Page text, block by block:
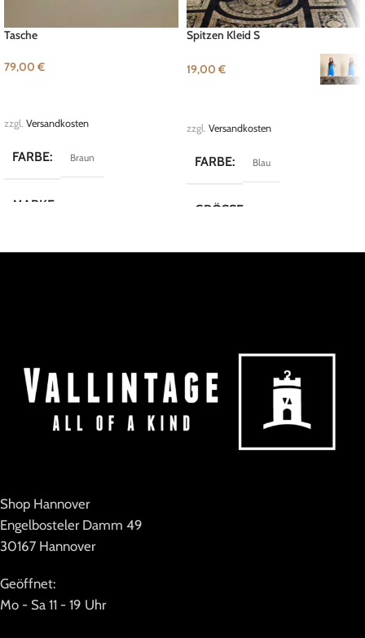
Tasche
79,00 €
zzgl. Versandkosten
FARBE Braun
MARKE
Spitzen Kleid S
19,00 €
zzgl. Versandkosten
FARBE Blau
GRÖSSE
Shop Hannover
Engelbosteler Damm 49
30167 Hannover
Geöffnet:
Mo - Sa 11 - 19 Uhr